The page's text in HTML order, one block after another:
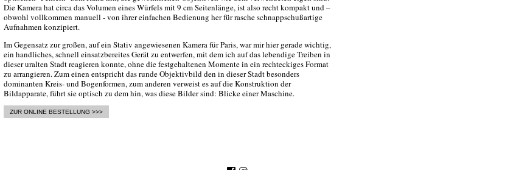
Die Kamera hat circa das Volumen eines Würfels mit 9 cm Seitenlänge, ist also recht kompakt und –
obwohl vollkommen manuell - von ihrer einfachen Bedienung her für rasche schnappschußartige
Aufnahmen konzipiert.
Im Gegensatz zur großen, auf ein Stativ angewiesenen Kamera für Paris, war mir hier gerade wichtig,
ein handliches, schnell einsatzbereites Gerät zu entwerfen, mit dem ich auf das lebendige Treiben in
dieser uralten Stadt reagieren konnte, ohne die festgehaltenen Momente in ein rechteckiges Format
zu arrangieren. Zum einen entspricht das runde Objektivbild den in dieser Stadt besonders
dominanten Kreis- und Bogenformen, zum anderen verweist es auf die Konstruktion der
Bildapparate, führt sie optisch zu dem hin, was diese Bilder sind: Blicke einer Maschine.
ZUR ONLINE BESTELLUNG >>>